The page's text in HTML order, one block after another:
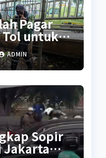
Pagar
Tol untuk
ADMIN
Sopir
Jakarta